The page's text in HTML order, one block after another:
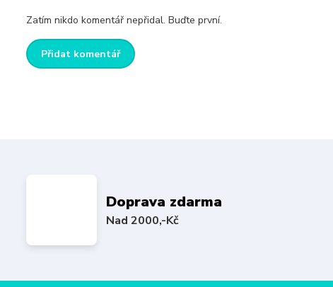
Zatím nikdo komentář nepřidal. Buďte první.
Přidat komentář
Doprava zdarma
Nad 2000,-Kč